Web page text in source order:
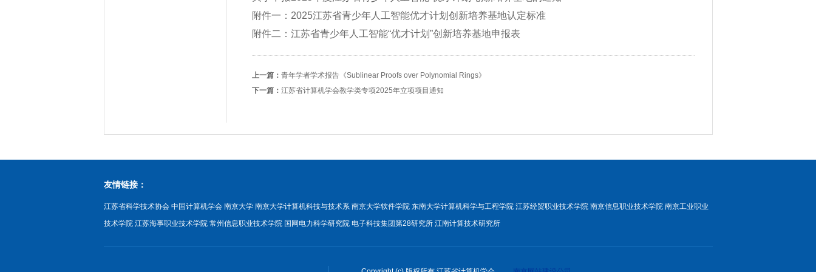
附件一：2025江苏省青少年人工智能优才计划创新培养基地认定标准
附件二：江苏省青少年人工智能“优才计划”创新培养基地申报表
上一篇： 青年学者学术报告《Sublinear Proofs over Polynomial Rings》
下一篇： 江苏省计算机学会教学类专项2025年立项项目通知
友情链接：
江苏省科学技术协会 中国计算机学会 南京大学 南京大学计算机科技与技术系 南京大学软件学院 东南大学计算机科学与工程学院 江苏经贸职业技术学院 南京信息职业技术学院 南京工业职业
技术学院 江苏海事职业技术学院 常州信息职业技术学院 国网电力科学研究院 电子科技集团第28研究所 江南计算技术研究所